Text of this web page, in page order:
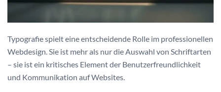
Typografie spielt eine entscheidende Rolle im professionellen
Webdesign. Sie ist mehr als nur die Auswahl von Schriftarten
– sie ist ein kritisches Element der Benutzerfreundlichkeit
und Kommunikation auf Websites.